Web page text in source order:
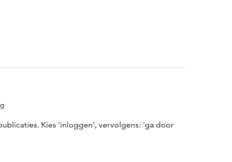
Kies 'inloggen', vervolgens: 'ga door